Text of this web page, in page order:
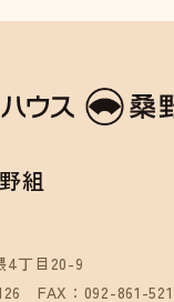
組
4丁目20-9
FAX：092-861-